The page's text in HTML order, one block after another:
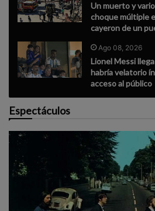
Un muerto y
choque múltiple
cayeron de un
Ago 08, 2026
Lionel Messi
habría velatorio
acceso al público
Espectáculos